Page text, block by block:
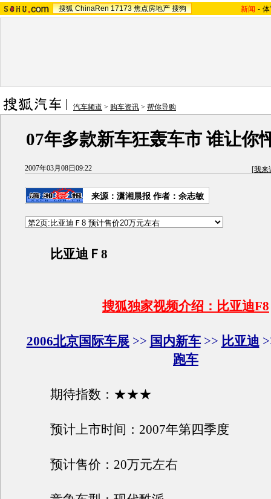
搜狐 ChinaRen 17173 焦点房地产 搜狗 新闻 -
汽车频道 > 购车资讯 > 帮你导购
07年多款新车狂轰车市 谁让你
2007年03月08日09:22 [我来
来源：潇湘晨报 作者：余志敏
比亚迪Ｆ8
搜狐独家视频介绍：比亚迪F8
2006北京国际车展>> 国内新车>> 比亚迪
跑车
期待指数：★★★
预计上市时间：2007年第四季度
预计售价：20万元左右